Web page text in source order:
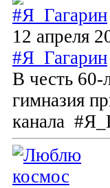
12 апреля
#Я_Гагарин
В честь 60-
гимназия
канала